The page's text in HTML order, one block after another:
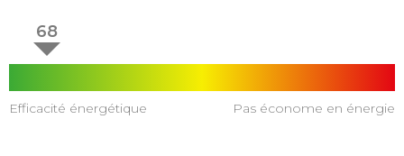
68
Efficacité énergétique Pas économe en énergie